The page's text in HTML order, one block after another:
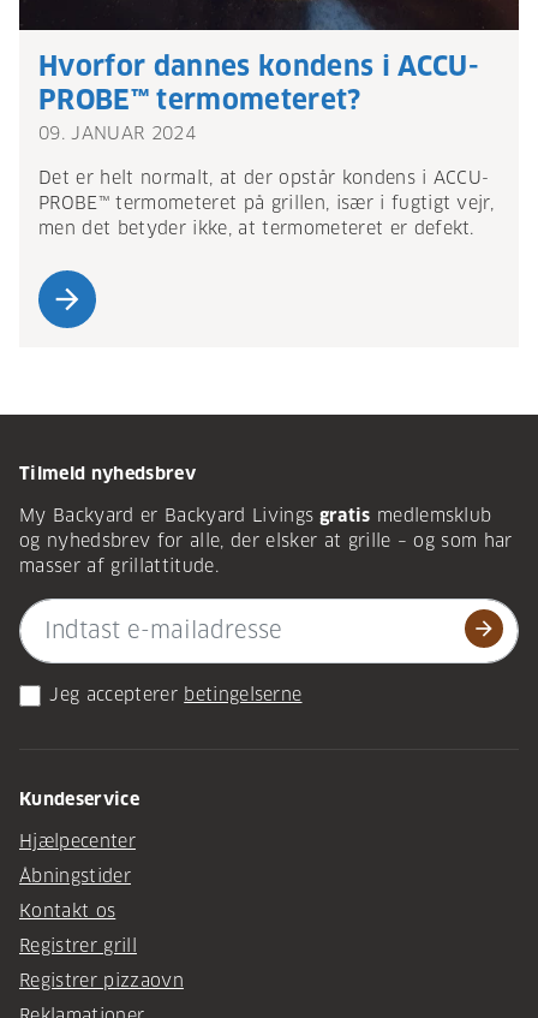
Hvorfor dannes kondens i ACCU-
PROBE™ termometeret?
09. JANUAR 2024
Det er helt normalt, at der opstår kondens i ACCU-
PROBE™ termometeret på grillen, især i fugtigt vejr,
men det betyder ikke, at termometeret er defekt.
arrow_forward
Tilmeld nyhedsbrev
My Backyard er Backyard Livings gratis medlemsklub
og nyhedsbrev for alle, der elsker at grille – og som har
masser af grillattitude.
arrow_forward
Jeg accepterer betingelserne
Kundeservice
Hjælpecenter
Åbningstider
Kontakt os
Registrer grill
Registrer pizzaovn